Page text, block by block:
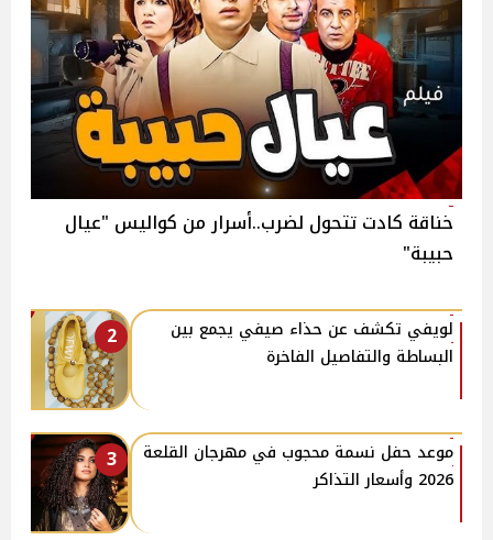
خناقة كادت تتحول لضرب..أسرار من كواليس "عيال
حبيبة"
2
لويفي تكشف عن حذاء صيفي يجمع بين
البساطة والتفاصيل الفاخرة
3
موعد حفل نسمة محجوب في مهرجان القلعة
2026 وأسعار التذاكر